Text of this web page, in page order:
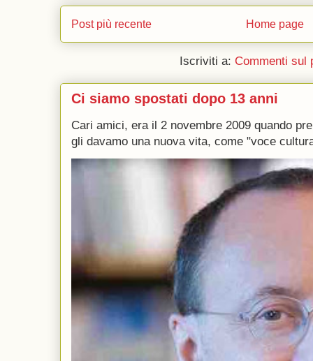
Post più recente Home page
Iscriviti a: Commenti sul
Ci siamo spostati dopo 13 anni
Cari amici, era il 2 novembre 2009 quando
gli davamo una nuova vita, come "voce